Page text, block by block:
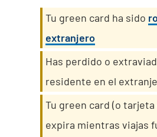
Tu green card ha sido
extranjero
Has perdido o
residente en el
Tu green card (o
expira mientras viajas